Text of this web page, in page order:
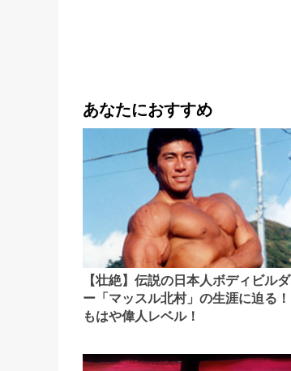
あなたにおすすめ
【壮絶】伝説の日本人ボディビルダ
ー「マッスル北村」の生涯に迫る！
もはや偉人レベル！